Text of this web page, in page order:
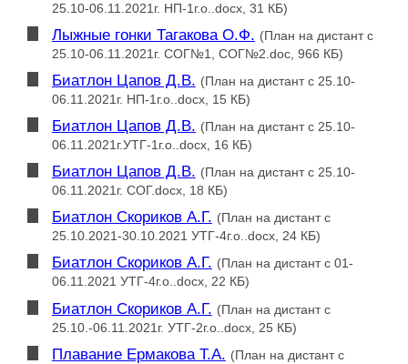
25.10-06.11.2021г. НП-1г.о..docx, 31 КБ)
Лыжные гонки Тагакова О.Ф. (План на дистант с
25.10-06.11.2021г. СОГ№1, СОГ№2.doc, 966 КБ)
Биатлон Цапов Д.В. (План на дистант с 25.10-
06.11.2021г. НП-1г.о..docx, 15 КБ)
Биатлон Цапов Д.В. (План на дистант с 25.10-
06.11.2021г.УТГ-1г.о..docx, 16 КБ)
Биатлон Цапов Д.В. (План на дистант с 25.10-
06.11.2021г. СОГ.docx, 18 КБ)
Биатлон Скориков А.Г. (План на дистант с
25.10.2021-30.10.2021 УТГ-4г.о..docx, 24 КБ)
Биатлон Скориков А.Г. (План на дистант с 01-
06.11.2021 УТГ-4г.о..docx, 22 КБ)
Биатлон Скориков А.Г. (План на дистант с
25.10.-06.11.2021г. УТГ-2г.о..docx, 25 КБ)
Плавание Ермакова Т.А. (План на дистант с